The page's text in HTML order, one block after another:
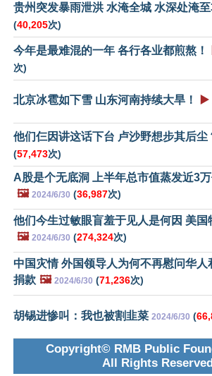
贵州突发暴雨泄洪 水淹全城 水深处淹至
(40,205次)
今年是最难混的一年 各行各业都煎熬！
次)
北京冰雹如下雪 山东河南持续大旱！ ▶️
他们仨因讲这话下台 卢沙野想步其后尘
(57,473次)
A股是个无底洞 上半年总市值蒸发近3
🖼️ 2024/6/30 (36,987次)
他们今生过敏眼盲羞于见人是何因 美国
🖼️ 2024/6/30 (274,324次)
中国灾情 外国领导人为何不再慰问华人
捐款 🖼️ 2024/6/30 (71,236次)
胡锡进惨叫：我也被割韭菜 2024/6/30 (
Copyright© RMB Public
All Rights